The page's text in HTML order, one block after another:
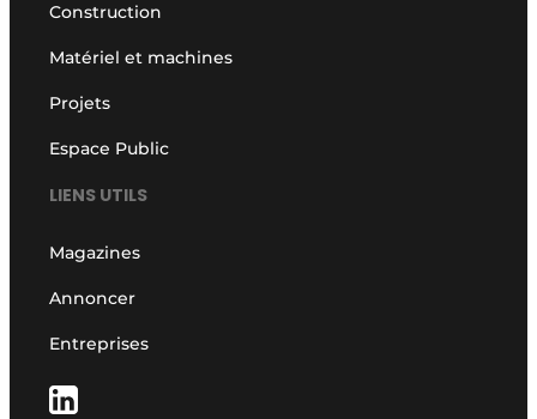
Construction
Matériel et machines
Projets
Espace Public
LIENS UTILS
Magazines
Annoncer
Entreprises